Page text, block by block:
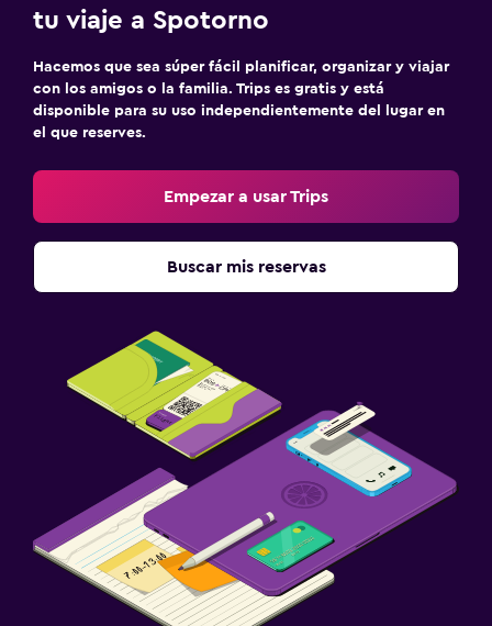
tu viaje a Spotorno
Hacemos que sea súper fácil planificar, organizar y viajar
con los amigos o la familia. Trips es gratis y está
disponible para su uso independientemente del lugar en
el que reserves.
Empezar a usar Trips
Buscar mis reservas